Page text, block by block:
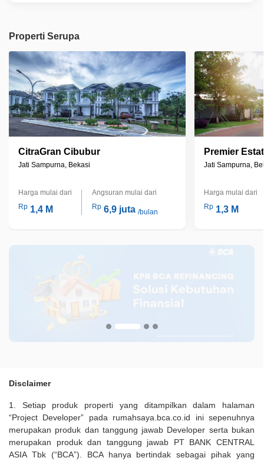
Properti Serupa
CitraGran Cibubur
Jati Sampurna, Bekasi
Harga mulai dari
Rp 1,4 M
Angsuran mulai dari
Rp 6,9 juta /bulan
Premier
Jati Sampurna,
Harga mulai dari
Rp 1,3 M
Disclaimer
1. Setiap produk properti yang ditampilkan dalam halaman
“Project Developer” pada rumahsaya.bca.co.id ini sepenuhnya
merupakan produk dan tanggung jawab Developer serta bukan
merupakan produk dan tanggung jawab PT BANK CENTRAL
ASIA Tbk (“BCA”). BCA hanya bertindak sebagai pihak yang